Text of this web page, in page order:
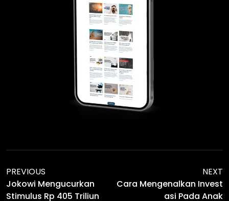
PREVIOUS
Jokowi Mengucurkan
Stimulus Rp 405 Triliun
NEXT
Cara Mengenalkan Invest
Asi Pada Anak